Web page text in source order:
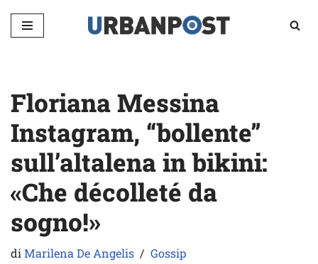
Vai
Floriana Messina
Instagram, “bollente”
sull’altalena in bikini:
«Che décolleté da
sogno!»
diMarilena De Angelis Gossip